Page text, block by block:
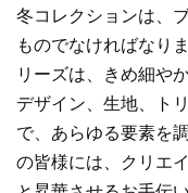
冬コレクションは、
ものでなければなり
リーズは、きめ細や
デザイン、生地、ト
で、あらゆる要素を
の皆様には、クリエ